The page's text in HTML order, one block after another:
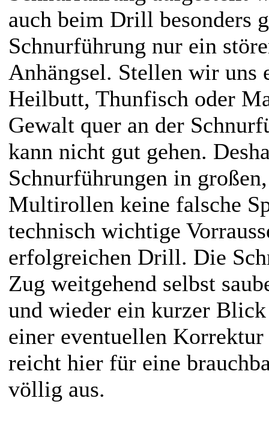
auch beim Drill besonders
Schnurführung nur ein
Anhängsel. Stellen wir uns
Heilbutt, Thunfisch oder
Gewalt quer an der
kann nicht gut gehen.
Schnurführungen in
Multirollen keine falsche
technisch wichtige
erfolgreichen Drill. Die
Zug weitgehend selbst
und wieder ein kurzer
einer eventuellen
reicht hier für eine
völlig aus.